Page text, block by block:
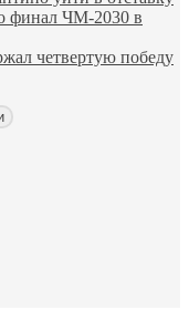
финал ЧМ‑2030 в
четвертую победу